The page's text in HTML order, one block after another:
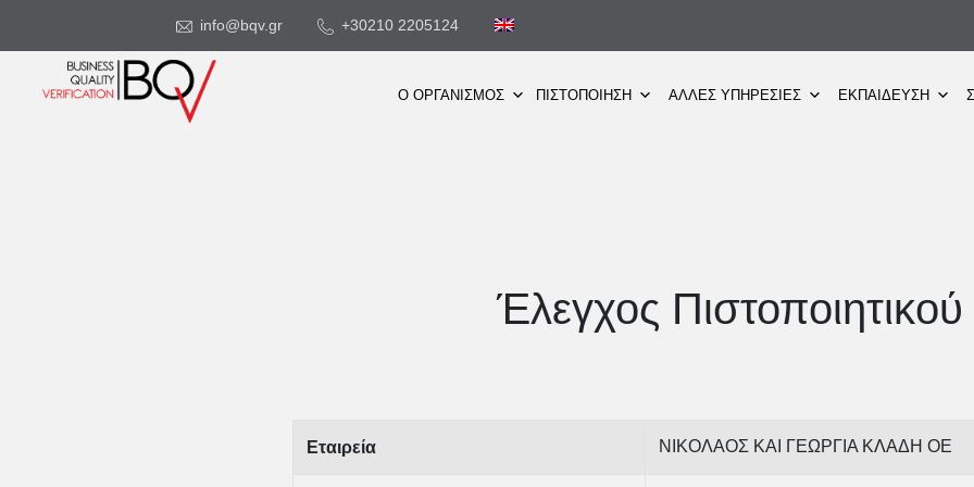
info@bqv.gr +30210 2205124
Ο ΟΡΓΑΝΙΣΜΟΣ ΠΙΣΤΟΠΟΙΗΣΗ ΑΛΛΕΣ ΥΠΗΡΕΣΙΕΣ ΕΚΠΑΙΔΕΥΣΗ
Έλεγχος Πιστοποιητικού
Εταιρεία ΝΙΚΟΛΑΟΣ ΚΑΙ ΓΕΩΡΓΙΑ ΚΛΑΔΗ ΟΕ